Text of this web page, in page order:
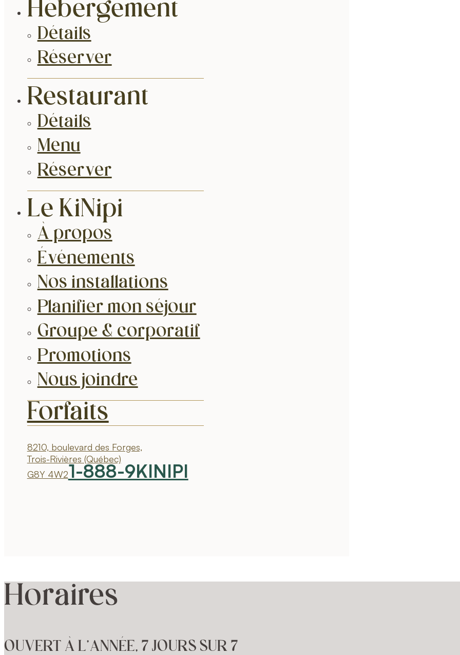
Hébergement
Détails
Réserver
Restaurant
Détails
Menu
Réserver
Le KiNipi
À propos
Événements
Nos installations
Planifier mon séjour
Groupe & corporatif
Promotions
Nous joindre
Forfaits
8210, boulevard des Forges,
Trois-Rivières (Québec)
G8Y 4W21-888-9KINIPI
Horaires
OUVERT À L’ANNÉE, 7 JOURS SUR 7